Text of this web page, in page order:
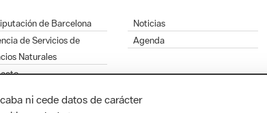
de Barcelona
de Servicios de
Naturales
Noticias
Agenda
ni cede datos de carácter